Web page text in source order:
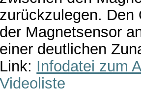
zurückzulegen. Den
der Magnetsensor
einer deutlichen
Link: Infodatei zum
Videoliste